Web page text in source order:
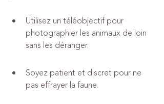
Utilisez un téléobjectif pour
photographier les animaux de loin
sans les déranger.
Soyez patient et discret pour ne
pas effrayer la faune.